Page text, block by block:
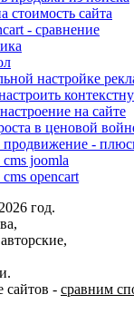
стоимость сайта
- сравнение
настройке
на сайте
в ценовой
продвижение -
joomla
opencart
год.
сайтов - сравним